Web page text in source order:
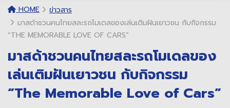
HOME
ข่าวสาร
มาสด้าชวนคนไทยสละรถโมเดลของเล่นเติมฝันเยาวชน กับกิจกรรม
“THE MEMORABLE LOVE OF CARS”
มาสด้าชวนคนไทยสละรถโมเดลของ
เล่นเติมฝันเยาวชน กับกิจกรรม
“The Memorable Love of Cars”